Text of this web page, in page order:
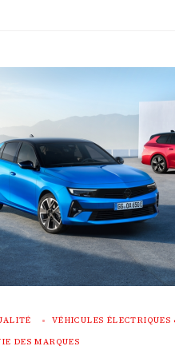
VÉHICULES ÉLECTRIQUES
DES MARQUES